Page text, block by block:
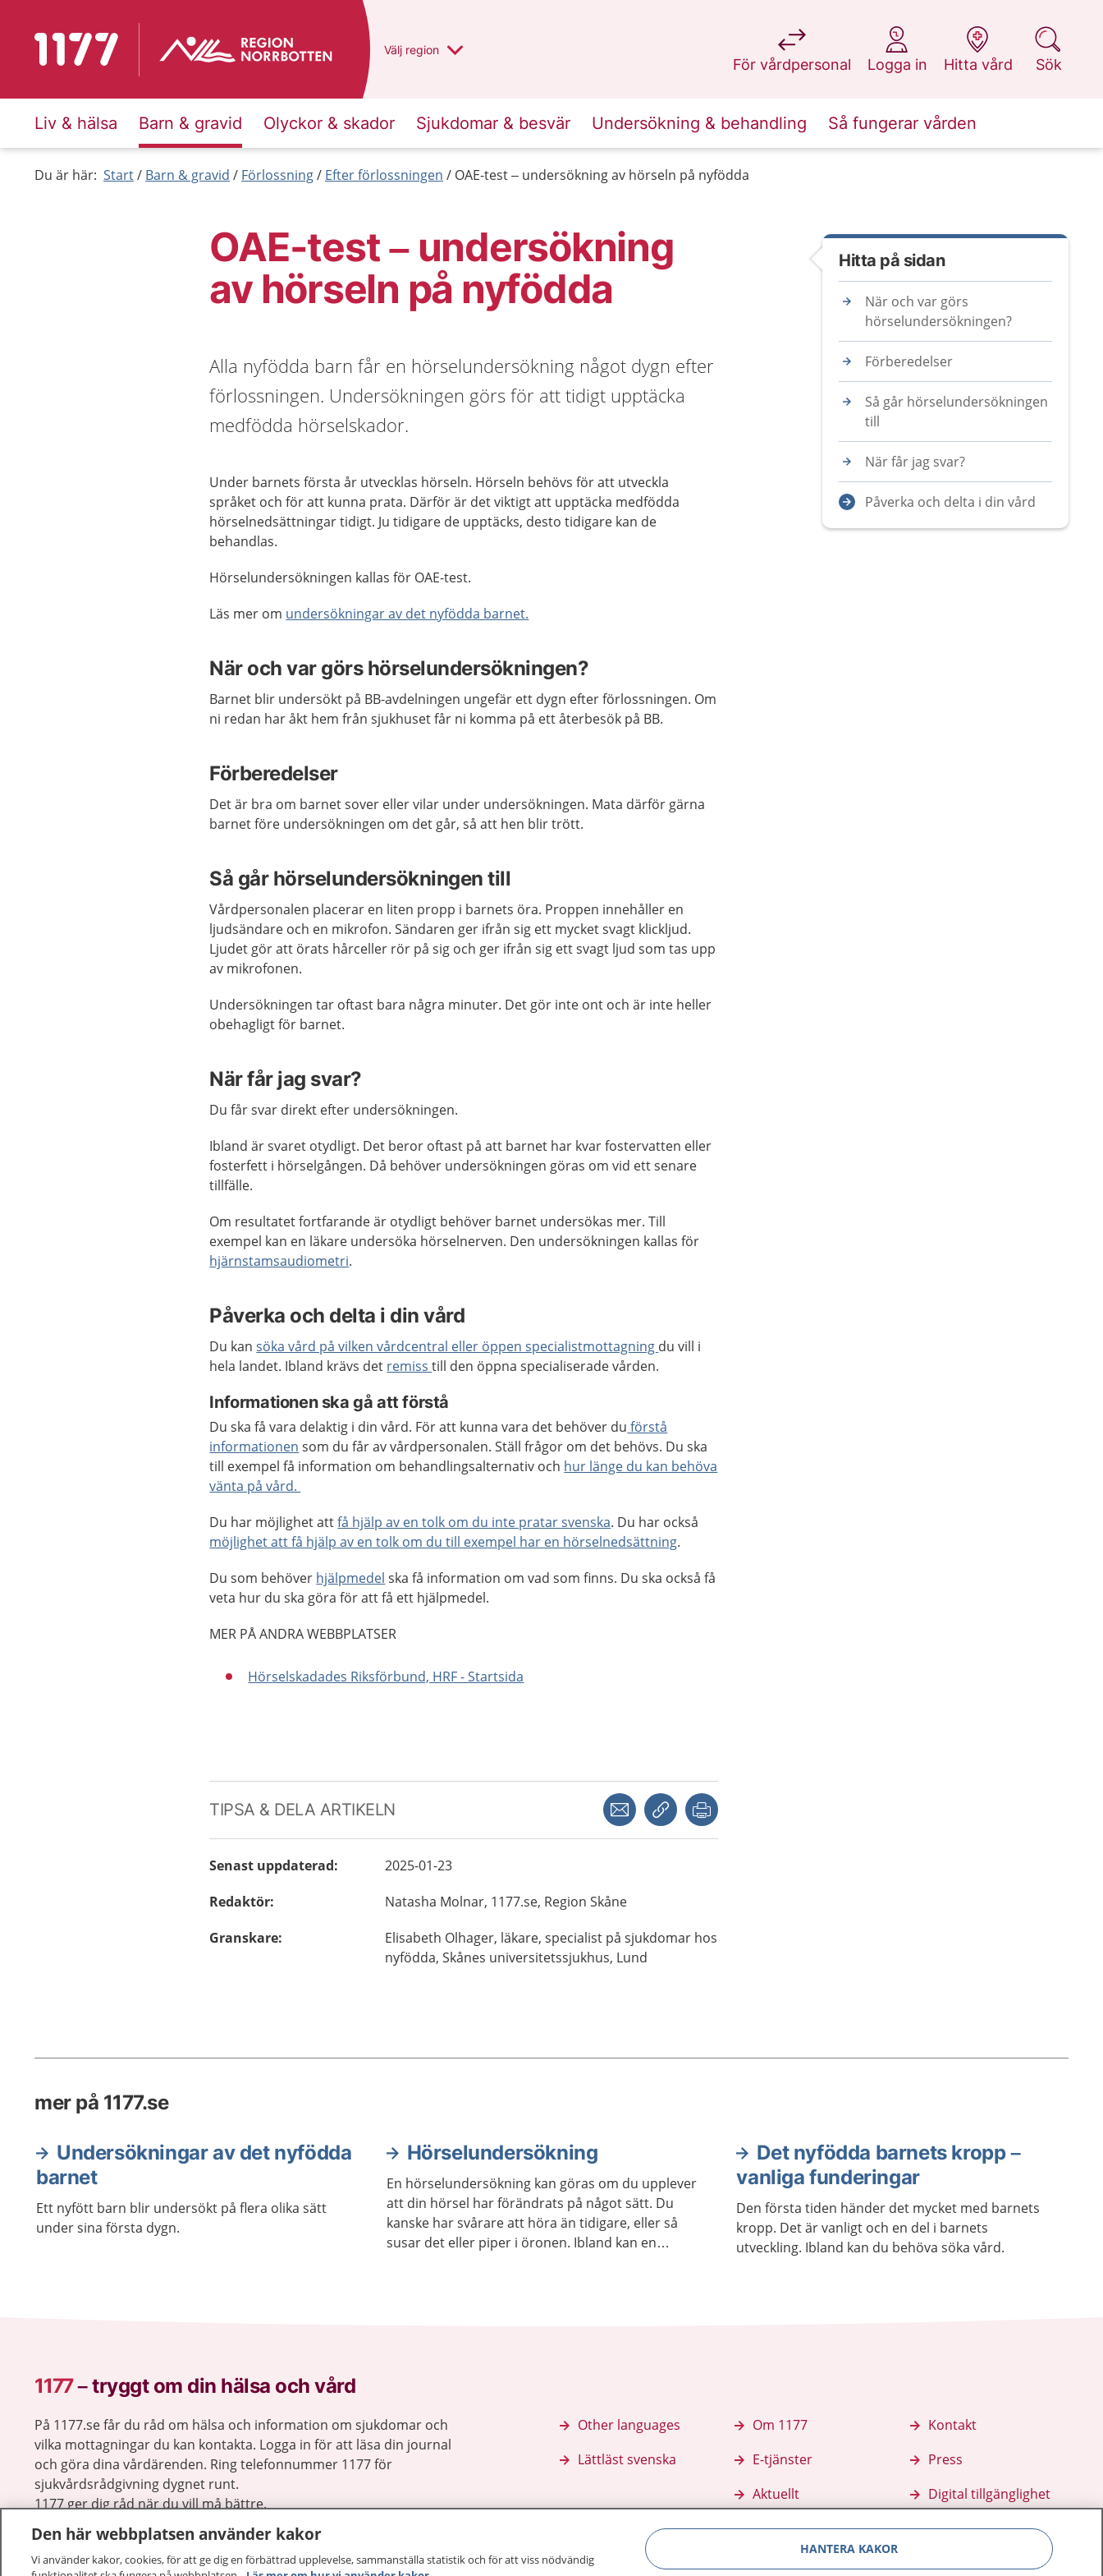
Till startsidan för 1177 Du har valt region
Välj en annan
region
För vårdpersonal
på 1177.se
Logga in
på 1177.se
Hitta vård
på 1177.se
Sök
på 1177.se
Liv & hälsa Barn & gravid Olyckor & skador Sjukdomar & besvär Undersökning & behandling Så fungerar vården
Du är här: Start Barn & gravid Förlossning Efter förlossningen OAE-test – undersökning av hörseln på nyfödda
OAE-test – undersökning
av hörseln på nyfödda
Alla nyfödda barn får en hörselundersökning något dygn efter
förlossningen. Undersökningen görs för att tidigt upptäcka
medfödda hörselskador.
Under barnets första år utvecklas hörseln. Hörseln behövs för att utveckla
språket och för att kunna prata. Därför är det viktigt att upptäcka medfödda
hörselnedsättningar tidigt. Ju tidigare de upptäcks, desto tidigare kan de
behandlas.
Hörselundersökningen kallas för OAE-test.
Läs mer om undersökningar av det nyfödda barnet.
När och var görs hörselundersökningen?
Barnet blir undersökt på BB-avdelningen ungefär ett dygn efter förlossningen. Om
ni redan har åkt hem från sjukhuset får ni komma på ett återbesök på BB.
Förberedelser
Det är bra om barnet sover eller vilar under undersökningen. Mata därför gärna
barnet före undersökningen om det går, så att hen blir trött.
Så går hörselundersökningen till
Vårdpersonalen placerar en liten propp i barnets öra. Proppen innehåller en
ljudsändare och en mikrofon. Sändaren ger ifrån sig ett mycket svagt klickljud.
Ljudet gör att örats hårceller rör på sig och ger ifrån sig ett svagt ljud som tas upp
av mikrofonen.
Undersökningen tar oftast bara några minuter. Det gör inte ont och är inte heller
obehagligt för barnet.
När får jag svar?
Du får svar direkt efter undersökningen.
Ibland är svaret otydligt. Det beror oftast på att barnet har kvar fostervatten eller
fosterfett i hörselgången. Då behöver undersökningen göras om vid ett senare
tillfälle.
Om resultatet fortfarande är otydligt behöver barnet undersökas mer. Till
exempel kan en läkare undersöka hörselnerven. Den undersökningen kallas för
hjärnstamsaudiometri.
Påverka och delta i din vård
Du kansöka vård på vilken vårdcentral eller öppen specialistmottagning du vill i
hela landet. Ibland krävs det remisstill den öppna specialiserade vården.
Informationen ska gå att förstå
Du ska få vara delaktig i din vård. För att kunna vara det behöver du förstå
informationen som du får av vårdpersonalen. Ställ frågor om det behövs. Du ska
till exempel få information om behandlingsalternativ och hur länge du kan behöva
vänta på vård.
Du har möjlighet attfå hjälp av en tolk om du inte pratar svenska. Du har också
möjlighet att få hjälp av en tolk om du till exempel har en hörselnedsättning.
Du som behöver hjälpmedel ska få information om vad som finns. Du ska också få
veta hur du ska göra för att få ett hjälpmedel.
MER PÅ ANDRA WEBBPLATSER
Hörselskadades Riksförbund, HRF - Startsida
TIPSA & DELA ARTIKELN Dela via mejlKopiera länk
Senast uppdaterad:
2025-01-23
Redaktör: Natasha Molnar, 1177.se, Region Skåne
Granskare: Elisabeth Olhager, läkare, specialist på sjukdomar hos
nyfödda, Skånes universitetssjukhus, Lund
Hitta på sidan
När och var görs
hörselundersökningen?
Förberedelser
Så går hörselundersökningen
till
När får jag svar?
Påverka och delta i din vård
mer på 1177.se
Undersökningar av det nyfödda
barnet
Ett nyfött barn blir undersökt på flera olika sätt
under sina första dygn.
Hörselundersökning
En hörselundersökning kan göras om du upplever
att din hörsel har förändrats på något sätt. Du
kanske har svårare att höra än tidigare, eller så
susar det eller piper i öronen. Ibland kan en
Det nyfödda barnets kropp –
vanliga funderingar
Den första tiden händer det mycket med barnets
kropp. Det är vanligt och en del i barnets
utveckling. Ibland kan du behöva söka vård.
1177–tryggt om din hälsa och vård
På 1177.se får du råd om hälsa och information om sjukdomar och
vilka mottagningar du kan kontakta. Logga in för att läsa din journal
och göra dina vårdärenden. Ring telefonnummer 1177 för
sjukvårdsrådgivning dygnet runt.
1177 ger dig råd när du vill må bättre.
Other languages
Lättläst svenska
Om 1177
E-tjänster
Aktuellt
Kontakt
Press
Digital tillgänglighet
Den här webbplatsen använder kakor
Vi använder kakor, cookies, för att ge dig en förbättrad upplevelse, sammanställa statistik och för att viss nödvändig
HANTERA KAKOR